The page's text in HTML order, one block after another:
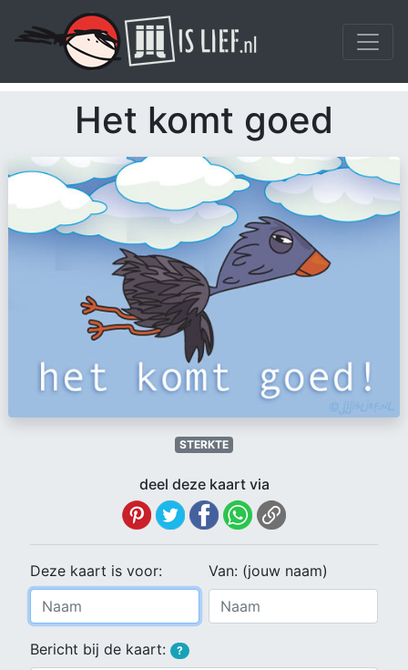
Het komt goed
STERKTE
deel deze kaart via
Deze kaart is voor: Van: (jouw naam)
Bericht bij de kaart: ?